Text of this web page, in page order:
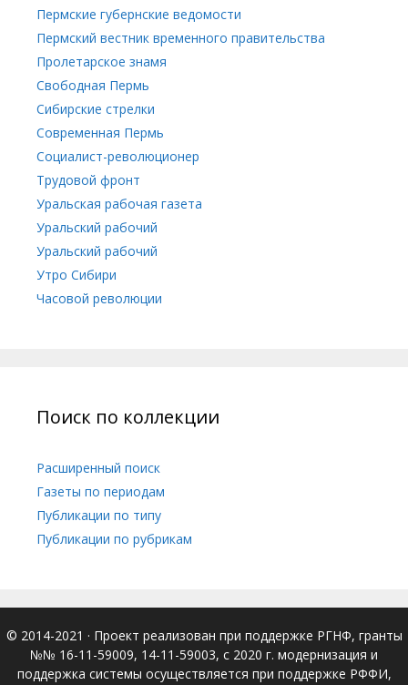
Пермские губернские ведомости
Пермский вестник временного правительства
Пролетарское знамя
Свободная Пермь
Сибирские стрелки
Современная Пермь
Социалист-революционер
Трудовой фронт
Уральская рабочая газета
Уральский рабочий
Уральский рабочий
Утро Сибири
Часовой революции
Поиск по коллекции
Расширенный поиск
Газеты по периодам
Публикации по типу
Публикации по рубрикам
© 2014-2021 · Проект реализован при поддержке РГНФ, гранты
№№ 16-11-59009, 14-11-59003, с 2020 г. модернизация и
поддержка системы осуществляется при поддержке РФФИ,